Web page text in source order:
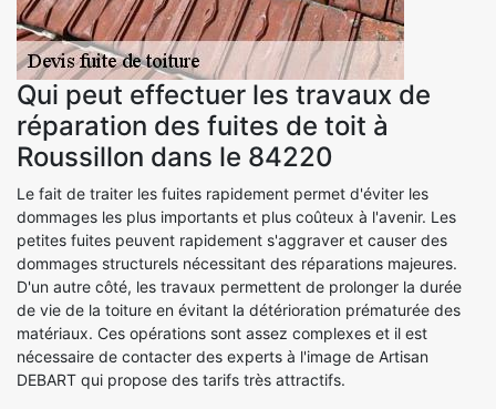
Qui peut effectuer les travaux de
réparation des fuites de toit à
Roussillon dans le 84220
Le fait de traiter les fuites rapidement permet d'éviter les
dommages les plus importants et plus coûteux à l'avenir. Les
petites fuites peuvent rapidement s'aggraver et causer des
dommages structurels nécessitant des réparations majeures.
D'un autre côté, les travaux permettent de prolonger la durée
de vie de la toiture en évitant la détérioration prématurée des
matériaux. Ces opérations sont assez complexes et il est
nécessaire de contacter des experts à l'image de Artisan
DEBART qui propose des tarifs très attractifs.